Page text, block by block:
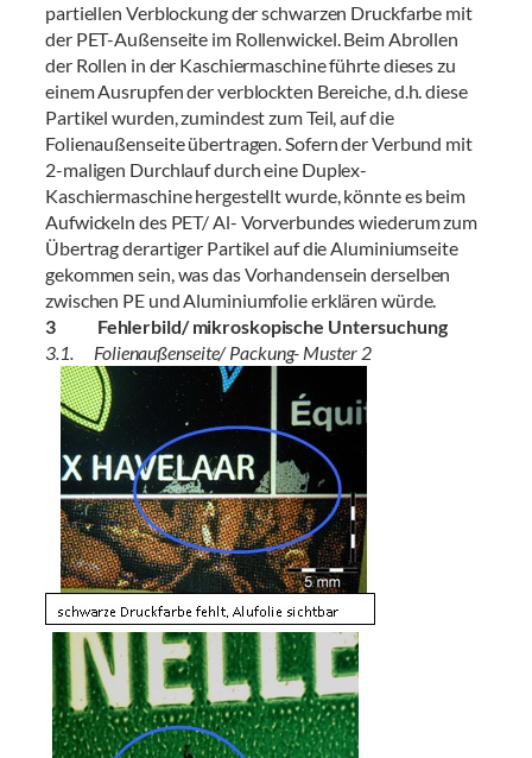
partiellen Verblockung der schwarzen Druckfarbe mit
der PET-Außenseite im Rollenwickel. Beim Abrollen
der Rollen in der Kaschiermaschine führte dieses zu
einem Ausrupfen der verblockten Bereiche, d.h. diese
Partikel wurden, zumindest zum Teil, auf die
Folienaußenseite übertragen. Sofern der Verbund mit
2-maligen Durchlauf durch eine Duplex-
Kaschiermaschine hergestellt wurde, könnte es beim
Aufwickeln des PET/ Al- Vorverbundes wiederum zum
Übertrag derartiger Partikel auf die Aluminiumseite
gekommen sein, was das Vorhandensein derselben
zwischen PE und Aluminiumfolie erklären würde.
3 Fehlerbild/ mikroskopische Untersuchung
3.1. Folienaußenseite/ Packung- Muster 2